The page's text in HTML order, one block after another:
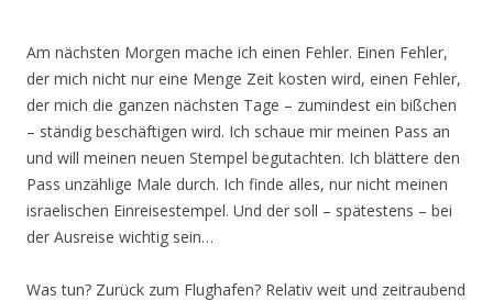
Am nächsten Morgen mache ich einen Fehler. Einen Fehler,
der mich nicht nur eine Menge Zeit kosten wird, einen Fehler,
der mich die ganzen nächsten Tage – zumindest ein bißchen
– ständig beschäftigen wird. Ich schaue mir meinen Pass an
und will meinen neuen Stempel begutachten. Ich blättere den
Pass unzählige Male durch. Ich finde alles, nur nicht meinen
israelischen Einreisestempel. Und der soll – spätestens – bei
der Ausreise wichtig sein…
Was tun? Zurück zum Flughafen? Relativ weit und zeitraubend